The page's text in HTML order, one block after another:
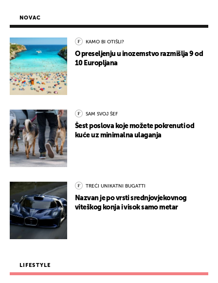
NOVAC
KAMO BI OTIŠLI?
O preseljenju u inozemstvo razmišlja 9 od
10 Europljana
SAM SVOJ ŠEF
Šest poslova koje možete pokrenuti od
kuće uz minimalna ulaganja
TREĆI UNIKATNI BUGATTI
Nazvan je po vrsti srednjovjekovnog
viteškog konja i visok samo metar
LIFESTYLE